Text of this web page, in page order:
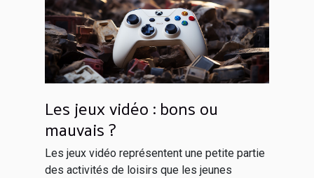
Les jeux vidéo : bons ou
mauvais ?
Les jeux vidéo représentent une petite partie
des activités de loisirs que les jeunes